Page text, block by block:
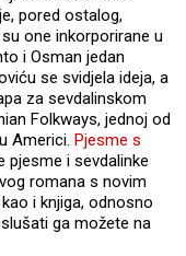
pored ostalog,
one inkorporirane u
i Osman jedan
se svidjela ideja, a
za sevdalinskom
Folkways, jednoj od
Americi. Pjesme s
pjesme i sevdalinke
romana s novim
i knjiga, odnosno
ga možete na